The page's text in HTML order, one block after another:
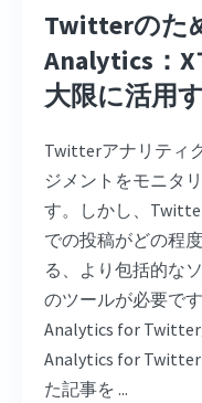
Twitterのた
Analytics：
大限に活用
Twitterアナリティ
ジメントをモニタ
す。しかし、
での投稿がどの程
る、より包括的な
のツールが必要で
Analytics for
Analytics for
た記事を ...